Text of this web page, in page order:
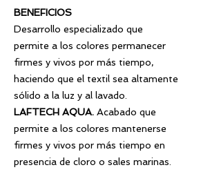
BENEFICIOS
Desarrollo especializado que
permite a los colores permanecer
firmes y vivos por más tiempo,
haciendo que el textil sea altamente
sólido a la luz y al lavado.
LAFTECH AQUA. Acabado que
permite a los colores mantenerse
firmes y vivos por más tiempo en
presencia de cloro o sales marinas.